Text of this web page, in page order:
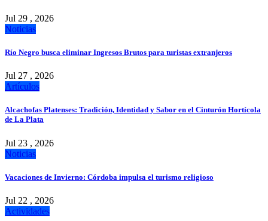
Jul 29 , 2026
Noticias
Río Negro busca eliminar Ingresos Brutos para turistas extranjeros
Jul 27 , 2026
Artículos
Alcachofas Platenses: Tradición, Identidad y Sabor en el Cinturón Hortícola
de La Plata
Jul 23 , 2026
Noticias
Vacaciones de Invierno: Córdoba impulsa el turismo religioso
Jul 22 , 2026
Actividades